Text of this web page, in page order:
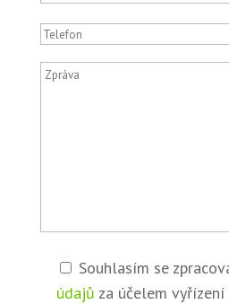
Souhlasím se
údajů za účelem